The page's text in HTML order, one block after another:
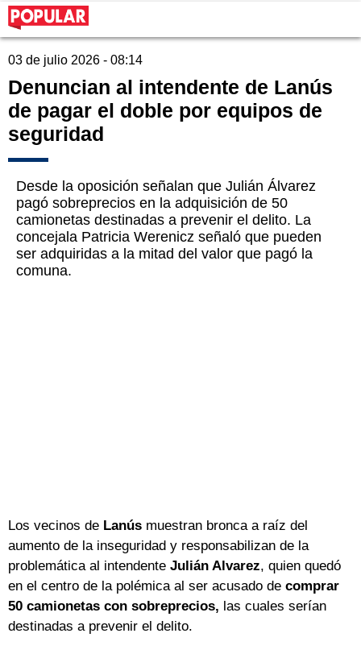
03 de julio 2026 - 08:14
Denuncian al intendente de Lanús
de pagar el doble por equipos de
seguridad
Desde la oposición señalan que Julián Álvarez
pagó sobreprecios en la adquisición de 50
camionetas destinadas a prevenir el delito. La
concejala Patricia Werenicz señaló que pueden
ser adquiridas a la mitad del valor que pagó la
comuna.
Los vecinos de Lanús muestran bronca a raíz del
aumento de la inseguridad y responsabilizan de la
problemática al intendente Julián Alvarez, quien quedó
en el centro de la polémica al ser acusado de comprar
50 camionetas con sobreprecios, las cuales serían
destinadas a prevenir el delito.